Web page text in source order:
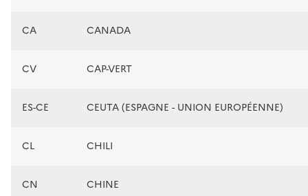
CA CANADA
CV CAP-VERT
ES-CE CEUTA (ESPAGNE - UNION EUROPÉENNE)
CL CHILI
CN CHINE